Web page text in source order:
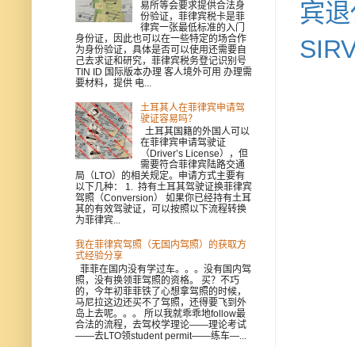
宾
易所等会要求提供合法身
份验证，菲律宾税卡是菲
律宾一张最低标准的入门
身份证，因此也可以在一些特定的场合作
为身份验证，具体是否可以使用还需要自
己去求证和研究，菲律宾税务登记识别号
TIN ID 国际版本办理 客人境外可用 办理需
要材料，提供 电...
土耳其人在菲律宾申请驾
驶证容易吗？
土耳其国籍的外国人可以
在菲律宾申请驾驶证
（Driver’s License），但
需要符合菲律宾陆路交通
局（LTO）的相关规定。申请方式主要有
以下几种： 1. 持有土耳其驾驶证换菲律宾
驾照（Conversion） 如果你已经持有土耳
其的有效驾驶证，可以按照以下流程转换
为菲律宾...
我在菲律宾驾照（无国内驾照）的获取方
式经验分享
菲菲在国内没有学过车。。。没有国内驾
照，没有换领菲驾照的资格。 买？不巧
的，今年初菲菲铁了心想拿驾照的时候，
马尼拉这边还买不了驾照，还得要飞到外
岛上去呢。。。 所以我就乖乖地follow最
合法的流程，去驾校学理论——理论考试
——去LTO领student permit——练车—...